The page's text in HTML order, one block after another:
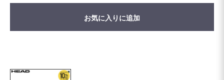
お気に入りに追加